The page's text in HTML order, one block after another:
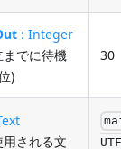
: Integer
でに待機
)
30
用される文